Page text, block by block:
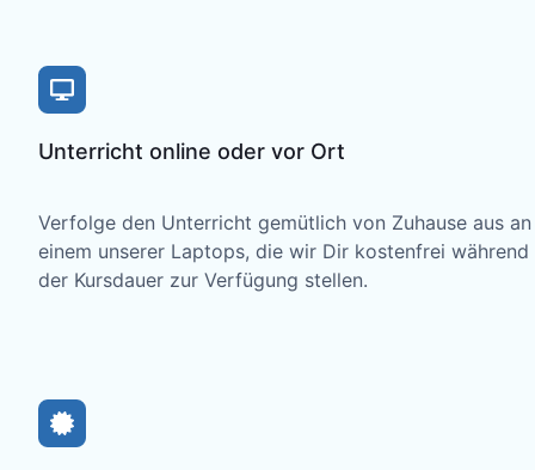
Unterricht online oder vor Ort
Verfolge den Unterricht gemütlich von Zuhause aus an
einem unserer Laptops, die wir Dir kostenfrei während
der Kursdauer zur Verfügung stellen.